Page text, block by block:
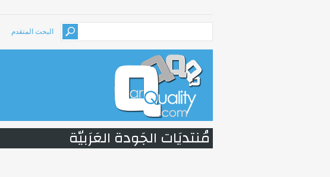
البحث المتقدم
مُنتديَات الجَودة العَرَبيّة